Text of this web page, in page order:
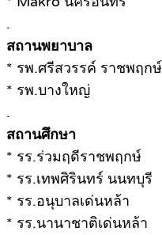
.
สถานพยาบาล
* รพ.ศรีสวรรค์ ราชพฤกษ์
* รพ.บางใหญ่
.
สถานศึกษา
* รร.ร่วมฤดีราชพฤกษ์
* รร.เทพศิรินทร์ นนทบุรี
* รร.อนุบาลเด่นหล้า
* รร.นานาชาติเด่นหล้า